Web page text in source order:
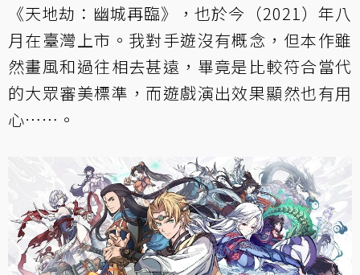
《天地劫：幽城再臨》，也於今（2021）年八
月在臺灣上市。我對手遊沒有概念，但本作雖
然畫風和過往相去甚遠，畢竟是比較符合當代
的大眾審美標準，而遊戲演出效果顯然也有用
心⋯⋯。